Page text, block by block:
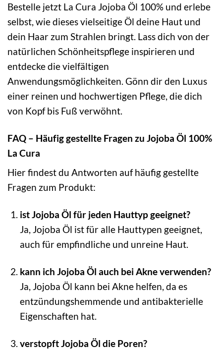
Bestelle jetzt La Cura Jojoba Öl 100% und erlebe
selbst, wie dieses vielseitige Öl deine Haut und
dein Haar zum Strahlen bringt. Lass dich von der
natürlichen Schönheitspflege inspirieren und
entdecke die vielfältigen
Anwendungsmöglichkeiten. Gönn dir den Luxus
einer reinen und hochwertigen Pflege, die dich
von Kopf bis Fuß verwöhnt.
FAQ – Häufig gestellte Fragen zu Jojoba Öl 100%
La Cura
Hier findest du Antworten auf häufig gestellte
Fragen zum Produkt:
ist Jojoba Öl für jeden Hauttyp geeignet?
Ja, Jojoba Öl ist für alle Hauttypen geeignet,
auch für empfindliche und unreine Haut.
kann ich Jojoba Öl auch bei Akne verwenden?
Ja, Jojoba Öl kann bei Akne helfen, da es
entzündungshemmende und antibakterielle
Eigenschaften hat.
verstopft Jojoba Öl die Poren?